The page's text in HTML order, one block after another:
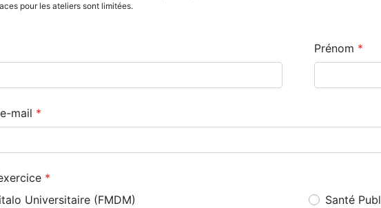
pour les ateliers sont limitées.
Prénom
mail
Universitaire (FMDM)
Santé